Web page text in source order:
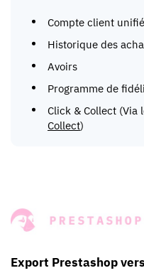
Compte client unifié
Historique des
Avoirs
Programme de
Click & Collect (Via
Collect)
Export Prestashop